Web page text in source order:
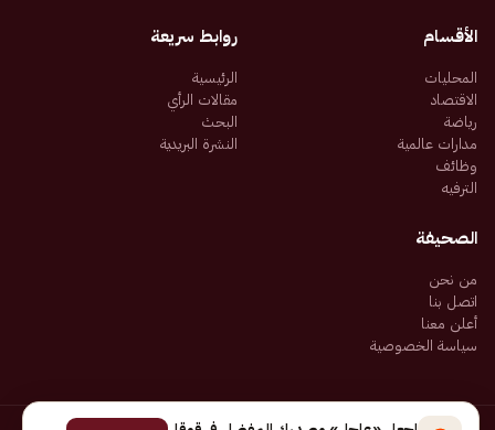
الأقسام
المحليات
الاقتصاد
رياضة
مدارات عالمية
وظائف
الترفيه
روابط سريعة
الرئيسية
مقالات الرأي
البحث
النشرة البريدية
الصحيفة
من نحن
اتصل بنا
أعلن معنا
سياسة الخصوصية